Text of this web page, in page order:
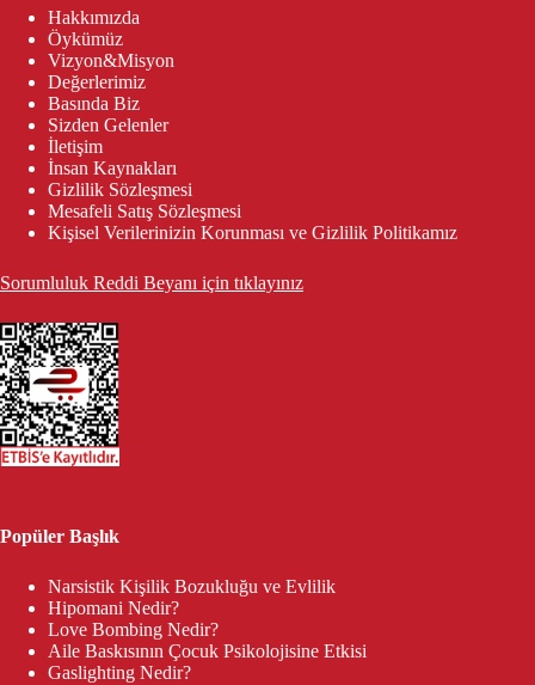
Hakkımızda
Öykümüz
Vizyon&Misyon
Değerlerimiz
Basında Biz
Sizden Gelenler
İletişim
İnsan Kaynakları
Gizlilik Sözleşmesi
Mesafeli Satış Sözleşmesi
Kişisel Verilerinizin Korunması ve Gizlilik Politikamız
Sorumluluk Reddi Beyanı için tıklayınız
Popüler Başlık
Narsistik Kişilik Bozukluğu ve Evlilik
Hipomani Nedir?
Love Bombing Nedir?
Aile Baskısının Çocuk Psikolojisine Etkisi
Gaslighting Nedir?